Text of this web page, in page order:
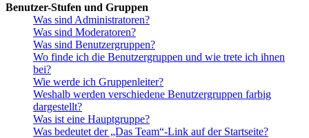
Benutzer-Stufen und Gruppen
Was sind Administratoren?
Was sind Moderatoren?
Was sind Benutzergruppen?
Wo finde ich die Benutzergruppen und wie trete ich ihnen
bei?
Wie werde ich Gruppenleiter?
Weshalb werden verschiedene Benutzergruppen farbig
dargestellt?
Was ist eine Hauptgruppe?
Was bedeutet der „Das Team“-Link auf der Startseite?